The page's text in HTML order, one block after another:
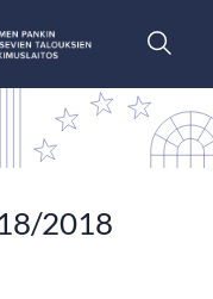
2018